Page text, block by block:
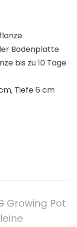
Bodenplatte
bis zu 10 Tage
Tiefe 6 cm
Growing Pot